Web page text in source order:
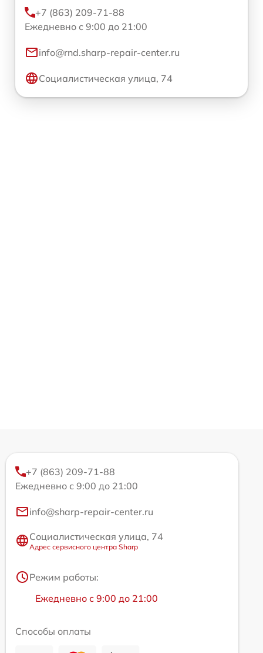
+7 (863) 209-71-88
Ежедневно с 9:00 до 21:00
info@rnd.sharp-repair-center.ru
Социалистическая улица, 74
+7 (863) 209-71-88
Ежедневно с 9:00 до 21:00
info@sharp-repair-center.ru
Социалистическая улица, 74
Адрес сервисного центра Sharp
Режим работы:
Ежедневно с 9:00 до 21:00
Способы оплаты